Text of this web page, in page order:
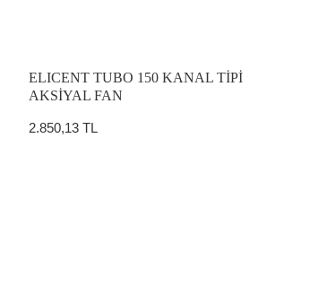
ELICENT TUBO 150 KANAL TİPİ
AKSİYAL FAN
2.850,13 TL